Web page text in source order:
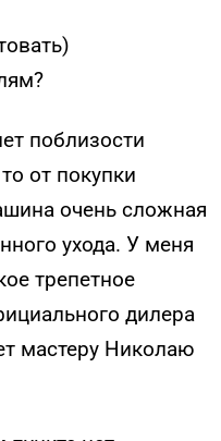
поблизости
от покупки
очень сложная
ухода. У меня
трепетное
дилера
мастеру Николаю